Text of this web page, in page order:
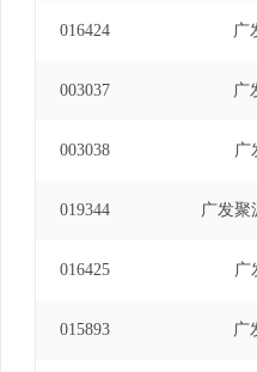
016424 广
003037 广
003038 广
019344 广发聚
016425 广
015893 广